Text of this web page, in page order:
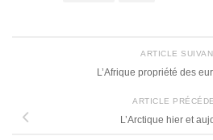
ARTICLE
L’Afrique propriété des
ARTICLE
L’Arctique hier et